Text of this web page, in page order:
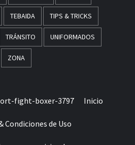
TEBAIDA TIPS & TRICKS
TRÁNSITO UNIFORMADOS
ZONA
fight-boxer-3797 Inicio
Condiciones de Uso